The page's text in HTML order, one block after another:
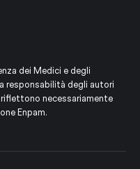
dei Medici e degli
degli autori
necessariamente
Enpam.